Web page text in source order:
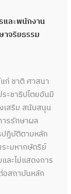
และพนักงาน
จริยธรรม
ก่ ชาติ ศาสนา
ะชาธิปไตยอันมี
เสริม สนับสนุน
รรักษาผล
ปฏิบัติตามหลัก
ะมหากษัตริย์
ะไม่แสดงการ
อสถาบันหลัก